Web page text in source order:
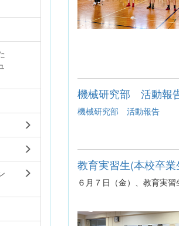
機械研究部 活動報
機械研究部 活動報告
教育実習生(本校卒
６月７日（金）、教育実